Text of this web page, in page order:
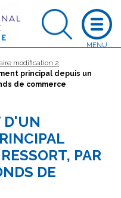
modification 2
principal depuis un
de commerce
D'UN
PAR
DE